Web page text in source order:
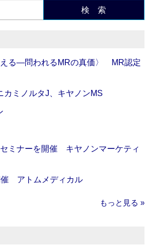
検 索
える―問われるMRの真価〉 MR認定
ミノルタJ、キヤノンMS
ミナーを開催 キヤノンマーケティ
催 アトムメディカル
もっと見る »